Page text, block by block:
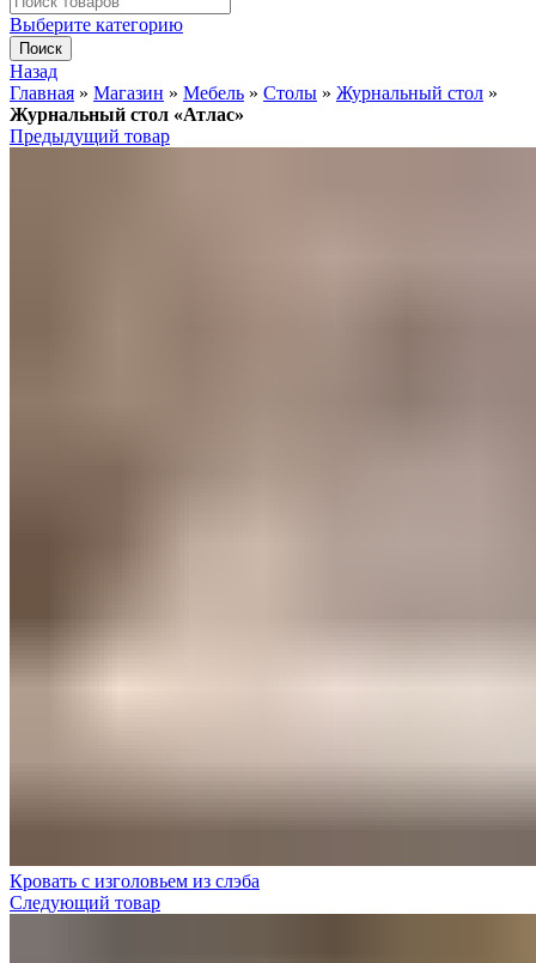
Выберите категорию
Поиск
Назад
Главная » Магазин » Мебель » Столы » Журнальный стол »
Журнальный стол «Атлас»
Предыдущий товар
Кровать с изголовьем из слэба
Следующий товар